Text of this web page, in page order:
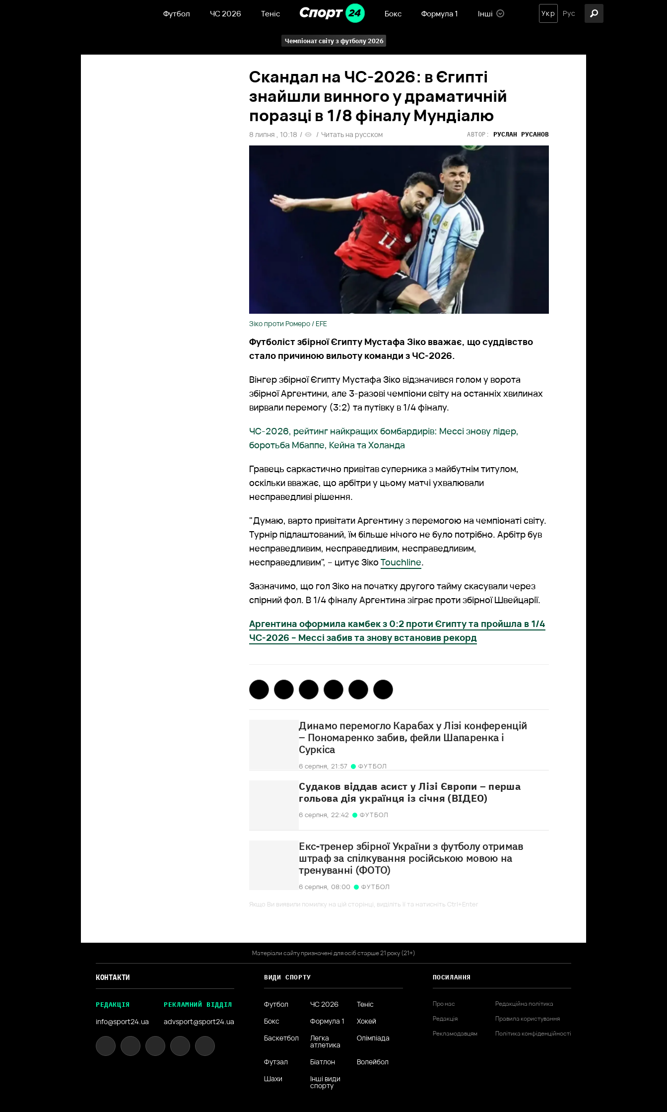
Футбол ЧС 2026 Теніс Бокс Формула 1 Інші Укр Рус
Чемпіонат світу з футболу 2026
Скандал на ЧС-2026: в Єгипті
знайшли винного у драматичній
поразці в 1/8 фіналу Мундіалю
8 липня , 10:18 / / Читать на русском АВТОР: РУСЛАН РУСАНОВ
Зіко проти Ромеро / EFE
Футболіст збірної Єгипту Мустафа Зіко вважає, що суддівство
стало причиною вильоту команди з ЧС-2026.
Вінгер збірної Єгипту Мустафа Зіко відзначився голом у ворота
збірної Аргентини, але 3-разові чемпіони світу на останніх хвилинах
вирвали перемогу (3:2) та путівку в 1/4 фіналу.
ЧС-2026, рейтинг найкращих бомбардирів: Мессі знову лідер,
боротьба Мбаппе, Кейна та Холанда
Гравець саркастично привітав суперника з майбутнім титулом,
оскільки вважає, що арбітри у цьому матчі ухвалювали
несправедливі рішення.
"Думаю, варто привітати Аргентину з перемогою на чемпіонаті світу.
Турнір підлаштований, їм більше нічого не було потрібно. Арбітр був
несправедливим, несправедливим, несправедливим,
несправедливим", – цитує ЗікоTouchline.
Зазначимо, що гол Зіко на початку другого тайму скасували через
спірний фол. В 1/4 фіналу Аргентина зіграє проти збірної Швейцарії.
Аргентина оформила камбек з 0:2 проти Єгипту та пройшла в 1/4
ЧС-2026 – Мессі забив та знову встановив рекорд
Динамо перемогло Карабах у Лізі конференцій
– Пономаренко забив, фейли Шапаренка і
Суркіса
6 серпня, 21:57 ФУТБОЛ
Судаков віддав асист у Лізі Європи – перша
гольова дія українця із січня (ВІДЕО)
6 серпня, 22:42 ФУТБОЛ
Екс-тренер збірної України з футболу отримав
штраф за спілкування російською мовою на
тренуванні (ФОТО)
6 серпня, 08:00
ФУТБОЛ
Якщо Ви виявили помилку на цій сторінці, виділіть її та натисніть Ctrl+Enter
Матеріали сайту призначені для осіб старше 21 року (21+)
КОНТАКТИ
РЕДАКЦІЯ
info@sport24.ua
РЕКЛАМНИЙ ВІДДІЛ
advsport@sport24.ua
ВИДИ СПОРТУ
Футбол ЧС 2026
Теніс
Бокс
Формула 1
Хокей
Баскетбол
Легка
атлетика
Олімпіада
Футзал Біатлон
Волейбол
Шахи
Інші види
спорту
ПОСИЛАННЯ
Про нас
Редакція
Рекламодавцям
Редакційна політика
Правила користування
Політика конфіденційності